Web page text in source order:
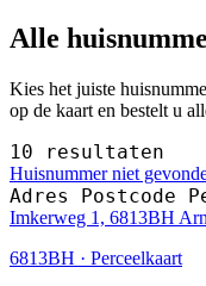
Alle
Kies het juiste
op de kaart en bestelt u
10 resultaten
Huisnummer niet
Adres Postcode
Imkerweg 1, 6813BH
6813BH · Perceelkaart